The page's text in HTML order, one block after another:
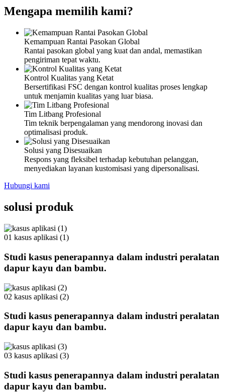
Mengapa memilih kami?
Kemampuan Rantai Pasokan Global
Rantai pasokan global yang kuat dan andal, memastikan
pengiriman tepat waktu.
Kontrol Kualitas yang Ketat
Bersertifikasi FSC dengan kontrol kualitas proses lengkap
untuk menjamin kualitas yang luar biasa.
Tim Litbang Profesional
Tim teknik berpengalaman yang mendorong inovasi dan
optimalisasi produk.
Solusi yang Disesuaikan
Respons yang fleksibel terhadap kebutuhan pelanggan,
menyediakan layanan kustomisasi yang dipersonalisasi.
Hubungi kami
solusi produk
01 kasus aplikasi (1)
Studi kasus penerapannya dalam industri peralatan
dapur kayu dan bambu.
02 kasus aplikasi (2)
Studi kasus penerapannya dalam industri peralatan
dapur kayu dan bambu.
03 kasus aplikasi (3)
Studi kasus penerapannya dalam industri peralatan
dapur kayu dan bambu.